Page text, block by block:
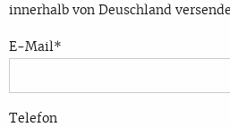
innerhalb von Deuschland
E-Mail*
Telefon